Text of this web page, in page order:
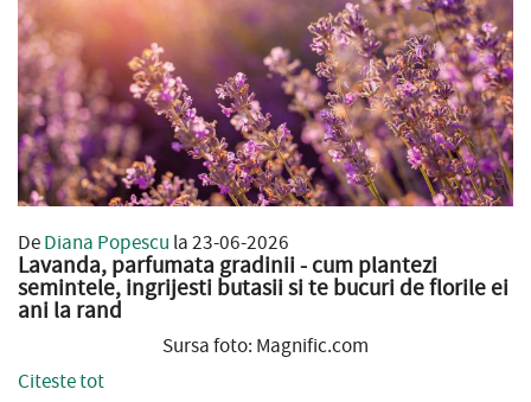
DeDiana Popescu la 23-06-2026
Lavanda, parfumata gradinii - cum plantezi
semintele, ingrijesti butasii si te bucuri de florile ei
ani la rand
Sursa foto: Magnific.com
Citeste tot